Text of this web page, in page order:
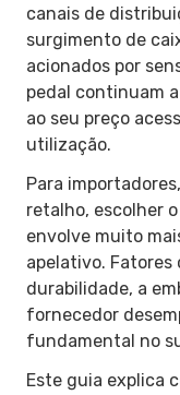
canais de
surgimento de
acionados por
pedal continuam
ao seu preço
utilização.
Para
retalho, escolher
envolve muito
apelativo. Fatores
durabilidade, a
fornecedor
fundamental no
Este guia explica